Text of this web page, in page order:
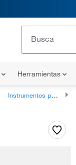
Herramientas
Instrumentos para monitorizar la radiación